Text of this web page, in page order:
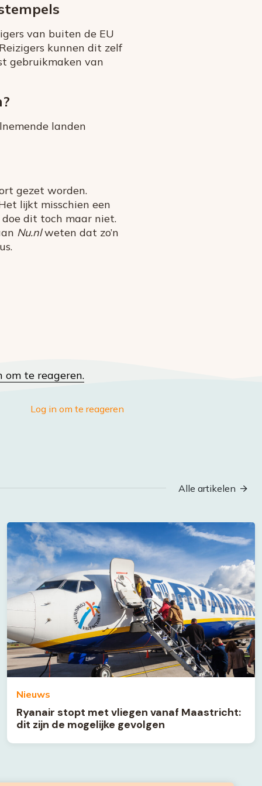
van buiten de EU
kunnen dit zelf
gebruikmaken van
landen
gezet worden.
lijkt misschien een
dit toch maar niet.
Nu.nlweten dat zo’n
om te reageren.
Log in om te reageren
Alle artikelen
Nieuws
Ryanair stopt met vliegen vanaf Maastricht:
dit zijn de mogelijke gevolgen